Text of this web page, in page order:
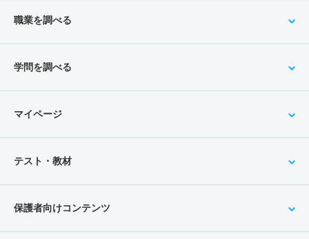
職業を調べる
学問を調べる
マイページ
テスト・教材
保護者向けコンテンツ